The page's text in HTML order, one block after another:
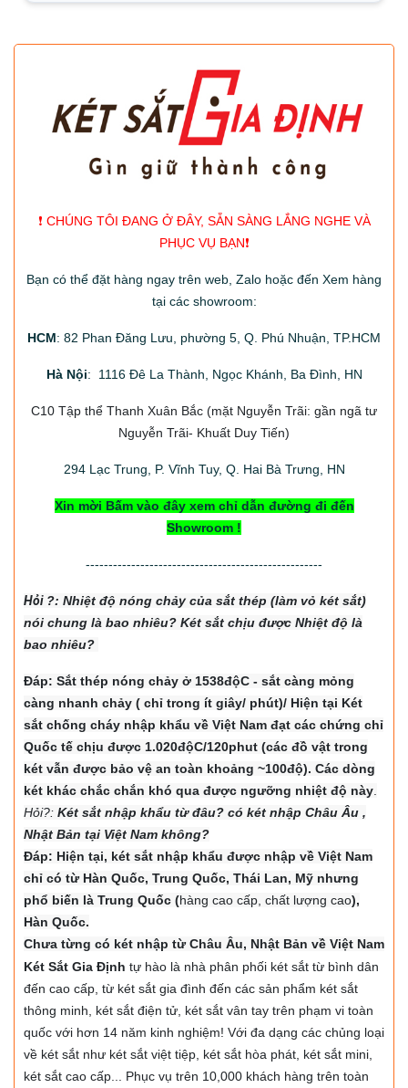
❗️ CHÚNG TÔI ĐANG Ở ĐÂY, SẴN SÀNG LẮNG NGHE VÀ
PHỤC VỤ BẠN❗️
Bạn có thể đặt hàng ngay trên web, Zalo hoặc đến Xem hàng
tại các showroom:
HCM: 82 Phan Đăng Lưu, phường 5, Q. Phú Nhuận, TP.HCM
Hà Nội: 1116 Đê La Thành, Ngọc Khánh, Ba Đình, HN
C10 Tập thể Thanh Xuân Bắc (mặt Nguyễn Trãi: gần ngã tư
Nguyễn Trãi- Khuất Duy Tiến)
294Lạc Trung, P. Vĩnh Tuy, Q. Hai Bà Trưng, HN
Xin mời Bấm vào đây xem chỉ dẫn đường đi đến
Showroom !
----------------------------------------------------
Hỏi ?: Nhiệt độ nóng chảy của sắt thép (làm vỏ két sắt)
nói chung là bao nhiêu? Két sắt chịu được Nhiệt độ là
bao nhiêu?
Đáp: Sắt thép nóng chảy ở 1538độC - sắt càng mỏng
càng nhanh chảy ( chỉ trong ít giây/ phút)/ Hiện tại Két
sắt chống cháy nhập khẩu về Việt Nam đạt các chứng chỉ
Quốc tế chịu được 1.020độC/120phut (các đồ vật trong
két vẫn được bảo vệ an toàn khoảng ~100độ). Các dòng
két khác chắc chắn khó qua được ngưỡng nhiệt độ này.
Hỏi?: Két sắt nhập khẩu từ đâu? có két nhập Châu Âu ,
Nhật Bản tại Việt Nam không?
Đáp: Hiện tại, két sắt nhập khẩu được nhập về Việt Nam
chỉ có từ Hàn Quốc, Trung Quốc, Thái Lan, Mỹ nhưng
phổ biến là Trung Quốc (hàng cao cấp, chất lượng cao),
Hàn Quốc.
Chưa từng có két nhập từ Châu Âu, Nhật Bản về Việt Nam
Két Sắt Gia Định tự hào là nhà phân phối két sắt từ bình dân
đến cao cấp, từ két sắt gia đình đến các sản phẩm két sắt
thông minh, két sắt điện tử, két sắt vân tay trên phạm vi toàn
quốc với hơn 14 năm kinh nghiệm! Với đa dạng các chủng loại
về két sắt như két sắt việt tiệp, két sắt hòa phát, két sắt mini,
két sắt cao cấp... Phục vụ trên 10,000 khách hàng trên toàn